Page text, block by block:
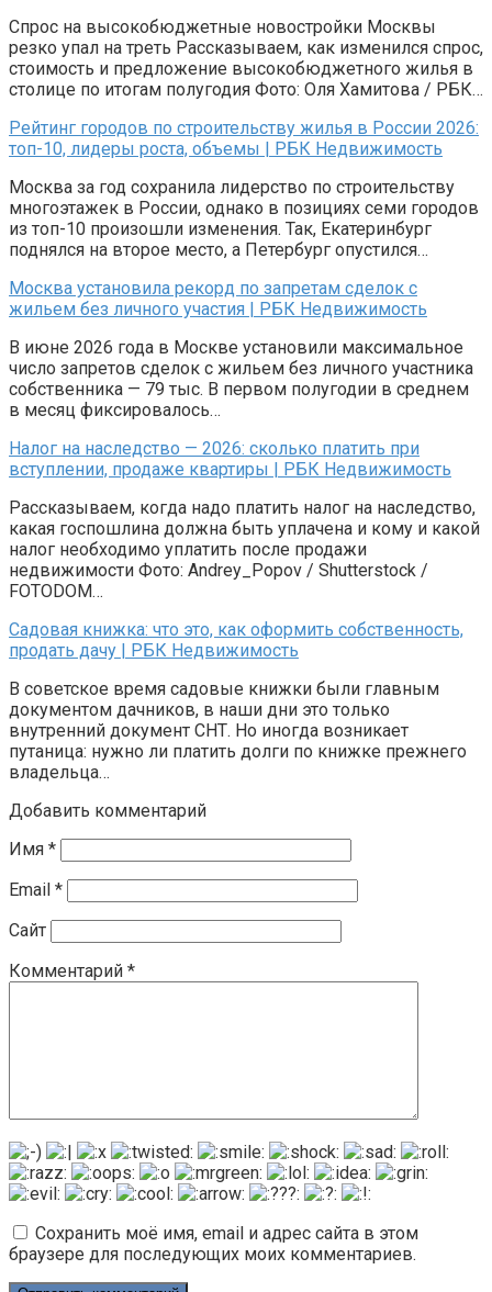
Спрос на высокобюджетные новостройки Москвы
резко упал на треть Рассказываем, как изменился спрос,
стоимость и предложение высокобюджетного жилья в
столице по итогам полугодия Фото: Оля Хамитова / РБК…
Рейтинг городов по строительству жилья в России 2026:
топ-10, лидеры роста, объемы | РБК Недвижимость
Москва за год сохранила лидерство по строительству
многоэтажек в России, однако в позициях семи городов
из топ-10 произошли изменения. Так, Екатеринбург
поднялся на второе место, а Петербург опустился…
Москва установила рекорд по запретам сделок с
жильем без личного участия | РБК Недвижимость
В июне 2026 года в Москве установили максимальное
число запретов сделок с жильем без личного участника
собственника — 79 тыс. В первом полугодии в среднем
в месяц фиксировалось…
Налог на наследство — 2026: сколько платить при
вступлении, продаже квартиры | РБК Недвижимость
Рассказываем, когда надо платить налог на наследство,
какая госпошлина должна быть уплачена и кому и какой
налог необходимо уплатить после продажи
недвижимости Фото: Andrey_Popov / Shutterstock /
FOTODOM…
Садовая книжка: что это, как оформить собственность,
продать дачу | РБК Недвижимость
В советское время садовые книжки были главным
документом дачников, в наши дни это только
внутренний документ СНТ. Но иногда возникает
путаница: нужно ли платить долги по книжке прежнего
владельца…
Добавить комментарий
Имя *
Email *
Сайт
Комментарий *
Сохранить моё имя, email и адрес сайта в этом
браузере для последующих моих комментариев.